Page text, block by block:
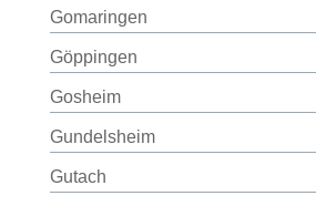
Gomaringen
Göppingen
Gosheim
Gundelsheim
Gutach